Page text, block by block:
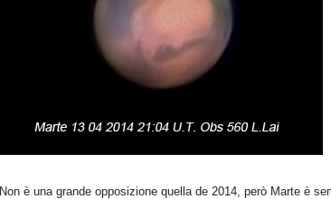
Non è una grande opposizione quella de 2014, però Marte è